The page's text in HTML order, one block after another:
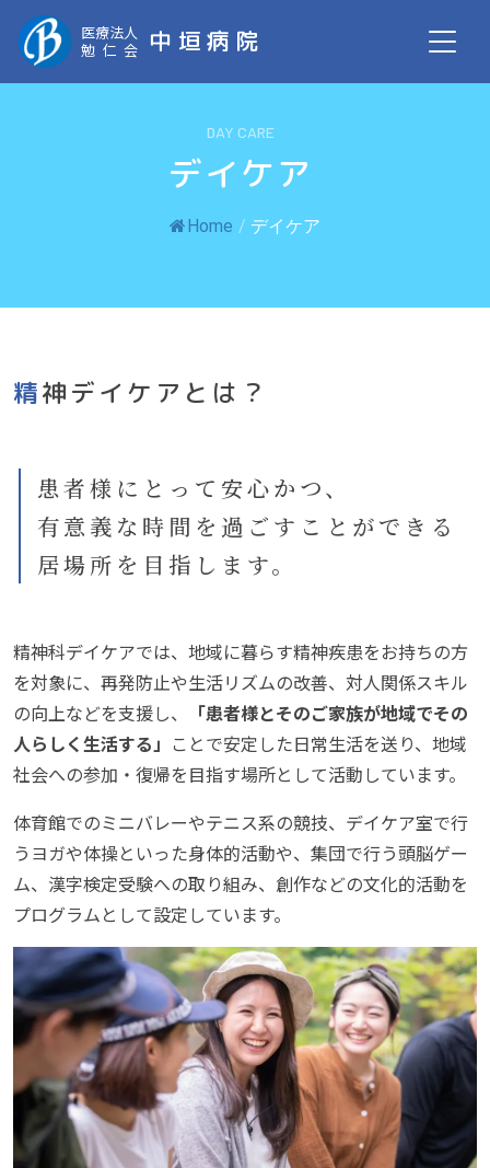
医療法人
勉仁会 中垣病院
DAY CARE
デイケア
Home / デイケア
精神デイケアとは？
患者様にとって安心かつ、
有意義な時間を過ごすことができる
居場所を目指します。
精神科デイケアでは、地域に暮らす精神疾患をお持ちの方
を対象に、再発防止や生活リズムの改善、対人関係スキル
の向上などを支援し、
「患者様とそのご家族が地域でその
人らしく生活する」 ことで安定した日常生活を送り、地域
社会への参加・復帰を目指す場所として活動しています。
体育館でのミニバレーやテニス系の競技、デイケア室で行
うヨガや体操といった身体的活動や、集団で行う頭脳ゲー
ム、漢字検定受験への取り組み、創作などの文化的活動を
プログラムとして設定しています。